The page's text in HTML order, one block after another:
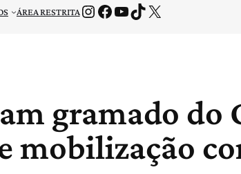
ÁREA RESTRITAInstagram Facebook Youtube TikTok X
gramado do
mobilização